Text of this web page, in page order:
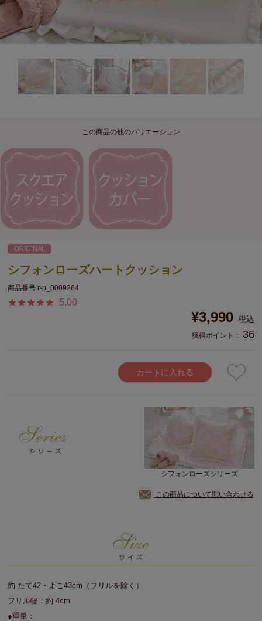
この商品の他のバリエーション
ORIGINAL
シフォンローズハートクッション
商品番号 r-p_0009264
5.00
¥3,990 税込
獲得ポイント： 36
カートに入れる
シフォンローズシリーズ
この商品について問い合わせる
約 たて42・よこ43cm（フリルを除く）
フリル幅：約 4cm
●重量：